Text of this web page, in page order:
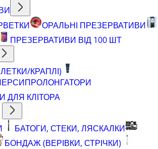
ОРАЛЬНІ ПРЕЗЕРВАТИВИ
ПРЕЗЕРВАТИВИ ВІД 100 ШТ
КРАПЛІ)
ПРОЛОНГАТОРИ
ДЛЯ КЛІТОРА
БАТОГИ, СТЕКИ, ЛЯСКАЛКИ
БОНДАЖ (ВЕРІВКИ, СТРІЧКИ)